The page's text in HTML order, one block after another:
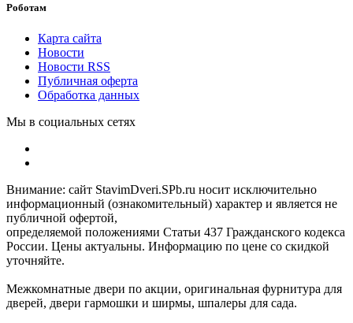
Роботам
Карта сайта
Новости
Новости RSS
Публичная оферта
Обработка данных
Мы в социальных сетях
Внимание: сайт StavimDveri.SPb.ru носит исключительно
информационный (ознакомительный) характер и является не
публичной офертой,
определяемой положениями Статьи 437 Гражданского кодекса
России. Цены актуальны. Информацию по цене со скидкой
уточняйте.
Межкомнатные двери по акции, оригинальная фурнитура для
дверей, двери гармошки и ширмы, шпалеры для сада.